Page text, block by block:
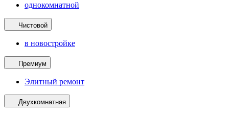
однокомнатной
Чистовой
в новостройке
Премиум
Элитный ремонт
Двухкомнатная